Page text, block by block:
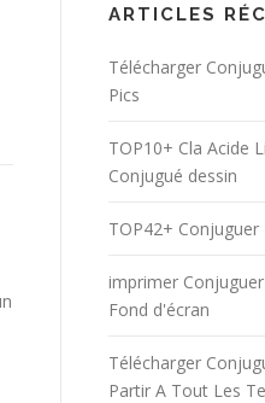
ARTICLES
Télécharger
Pics
TOP10+ Cla Acide
Conjugué dessin
TOP42+ Conjuguer
imprimer
Fond d'écran
Télécharger
Partir A Tout Les